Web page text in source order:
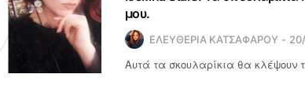
μου.
ΕΛΕΥΘΕΡΙΑ ΚΑΤΣΑΦΑΡΟΥ
Αυτά τα σκουλαρίκια θα κλέψουν